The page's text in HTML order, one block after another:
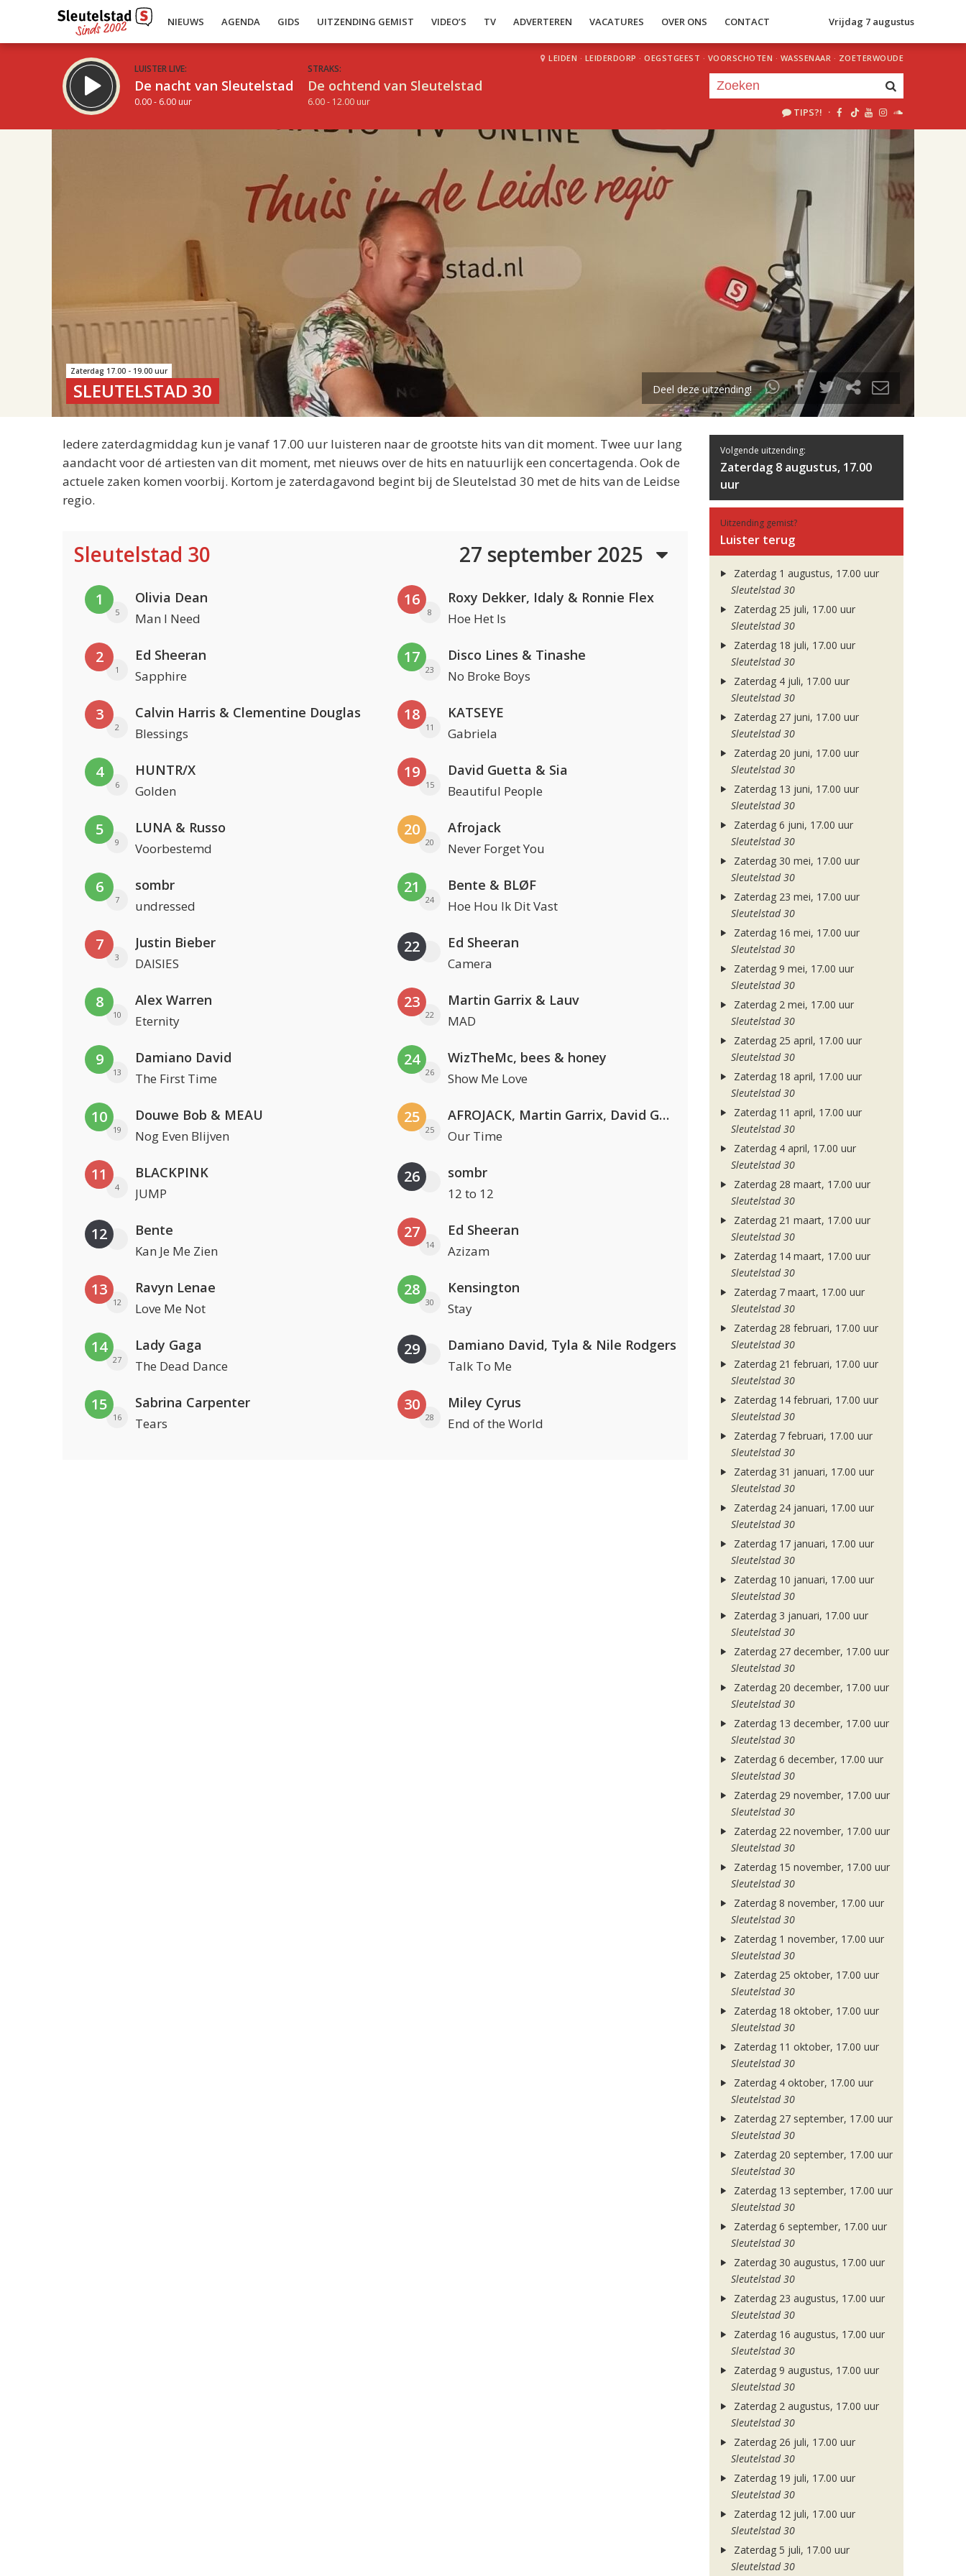
NIEUWS AGENDA GIDS UITZENDING GEMIST VIDEO’S TV ADVERTEREN VACATURES OVER ONS CONTACT Vrijdag 7 augustus
LUISTER LIVE:
De nacht van Sleutelstad
0.00 - 6.00 uur
STRAKS:
De ochtend van Sleutelstad
6.00 - 12.00 uur
LEIDEN · LEIDERDORP · OEGSTGEEST · VOORSCHOTEN · WASSENAAR · ZOETERWOUDE
TIPS?! ·
uur 1 van 2
Volgend uur
Zaterdag 17.00 - 19.00 uur
SLEUTELSTAD 30 Deel deze uitzending!
Iedere zaterdagmiddag kun je vanaf 17.00 uur luisteren naar de grootste hits van dit moment. Twee uur lang
aandacht voor dé artiesten van dit moment, met nieuws over de hits en natuurlijk een concertagenda. Ook de
actuele zaken komen voorbij. Kortom je zaterdagavond begint bij de Sleutelstad 30 met de hits van de Leidse
regio.
Sleutelstad 30 27 september 2025
1
5
Olivia Dean
Man I Need
2
1
Ed Sheeran
Sapphire
3
2
Calvin Harris & Clementine Douglas
Blessings
4
6
HUNTR/X
Golden
5
9
LUNA & Russo
Voorbestemd
6
7
sombr
undressed
7
3
Justin Bieber
DAISIES
8
10
Alex Warren
Eternity
9
13
Damiano David
The First Time
10
19
Douwe Bob & MEAU
Nog Even Blijven
11
4
BLACKPINK
JUMP
12 Bente
Kan Je Me Zien
13
12
Ravyn Lenae
Love Me Not
14
27
Lady Gaga
The Dead Dance
15
16
Sabrina Carpenter
Tears
16
8
Roxy Dekker, Idaly & Ronnie Flex
Hoe Het Is
17
23
Disco Lines & Tinashe
No Broke Boys
18
11
KATSEYE
Gabriela
19
15
David Guetta & Sia
Beautiful People
20
20
Afrojack
Never Forget You
21
24
Bente & BLØF
Hoe Hou Ik Dit Vast
22 Ed Sheeran
Camera
23
22
Martin Garrix & Lauv
MAD
24
26
WizTheMc, bees & honey
Show Me Love
25
25
AFROJACK, Martin Garrix, David Guetta & Amél
Our Time
26 sombr
12 to 12
27
14
Ed Sheeran
Azizam
28
30
Kensington
Stay
29 Damiano David, Tyla & Nile Rodgers
Talk To Me
30
28
Miley Cyrus
End of the World
Volgende uitzending:
Zaterdag 8 augustus, 17.00
uur
Uitzending gemist?
Luister terug
Zaterdag 1 augustus, 17.00 uur
Sleutelstad 30
Zaterdag 25 juli, 17.00 uur
Sleutelstad 30
Zaterdag 18 juli, 17.00 uur
Sleutelstad 30
Zaterdag 4 juli, 17.00 uur
Sleutelstad 30
Zaterdag 27 juni, 17.00 uur
Sleutelstad 30
Zaterdag 20 juni, 17.00 uur
Sleutelstad 30
Zaterdag 13 juni, 17.00 uur
Sleutelstad 30
Zaterdag 6 juni, 17.00 uur
Sleutelstad 30
Zaterdag 30 mei, 17.00 uur
Sleutelstad 30
Zaterdag 23 mei, 17.00 uur
Sleutelstad 30
Zaterdag 16 mei, 17.00 uur
Sleutelstad 30
Zaterdag 9 mei, 17.00 uur
Sleutelstad 30
Zaterdag 2 mei, 17.00 uur
Sleutelstad 30
Zaterdag 25 april, 17.00 uur
Sleutelstad 30
Zaterdag 18 april, 17.00 uur
Sleutelstad 30
Zaterdag 11 april, 17.00 uur
Sleutelstad 30
Zaterdag 4 april, 17.00 uur
Sleutelstad 30
Zaterdag 28 maart, 17.00 uur
Sleutelstad 30
Zaterdag 21 maart, 17.00 uur
Sleutelstad 30
Zaterdag 14 maart, 17.00 uur
Sleutelstad 30
Zaterdag 7 maart, 17.00 uur
Sleutelstad 30
Zaterdag 28 februari, 17.00 uur
Sleutelstad 30
Zaterdag 21 februari, 17.00 uur
Sleutelstad 30
Zaterdag 14 februari, 17.00 uur
Sleutelstad 30
Zaterdag 7 februari, 17.00 uur
Sleutelstad 30
Zaterdag 31 januari, 17.00 uur
Sleutelstad 30
Zaterdag 24 januari, 17.00 uur
Sleutelstad 30
Zaterdag 17 januari, 17.00 uur
Sleutelstad 30
Zaterdag 10 januari, 17.00 uur
Sleutelstad 30
Zaterdag 3 januari, 17.00 uur
Sleutelstad 30
Zaterdag 27 december, 17.00 uur
Sleutelstad 30
Zaterdag 20 december, 17.00 uur
Sleutelstad 30
Zaterdag 13 december, 17.00 uur
Sleutelstad 30
Zaterdag 6 december, 17.00 uur
Sleutelstad 30
Zaterdag 29 november, 17.00 uur
Sleutelstad 30
Zaterdag 22 november, 17.00 uur
Sleutelstad 30
Zaterdag 15 november, 17.00 uur
Sleutelstad 30
Zaterdag 8 november, 17.00 uur
Sleutelstad 30
Zaterdag 1 november, 17.00 uur
Sleutelstad 30
Zaterdag 25 oktober, 17.00 uur
Sleutelstad 30
Zaterdag 18 oktober, 17.00 uur
Sleutelstad 30
Zaterdag 11 oktober, 17.00 uur
Sleutelstad 30
Zaterdag 4 oktober, 17.00 uur
Sleutelstad 30
Zaterdag 27 september, 17.00 uur
Sleutelstad 30
Zaterdag 20 september, 17.00 uur
Sleutelstad 30
Zaterdag 13 september, 17.00 uur
Sleutelstad 30
Zaterdag 6 september, 17.00 uur
Sleutelstad 30
Zaterdag 30 augustus, 17.00 uur
Sleutelstad 30
Zaterdag 23 augustus, 17.00 uur
Sleutelstad 30
Zaterdag 16 augustus, 17.00 uur
Sleutelstad 30
Zaterdag 9 augustus, 17.00 uur
Sleutelstad 30
Zaterdag 2 augustus, 17.00 uur
Sleutelstad 30
Zaterdag 26 juli, 17.00 uur
Sleutelstad 30
Zaterdag 19 juli, 17.00 uur
Sleutelstad 30
Zaterdag 12 juli, 17.00 uur
Sleutelstad 30
Zaterdag 5 juli, 17.00 uur
Sleutelstad 30